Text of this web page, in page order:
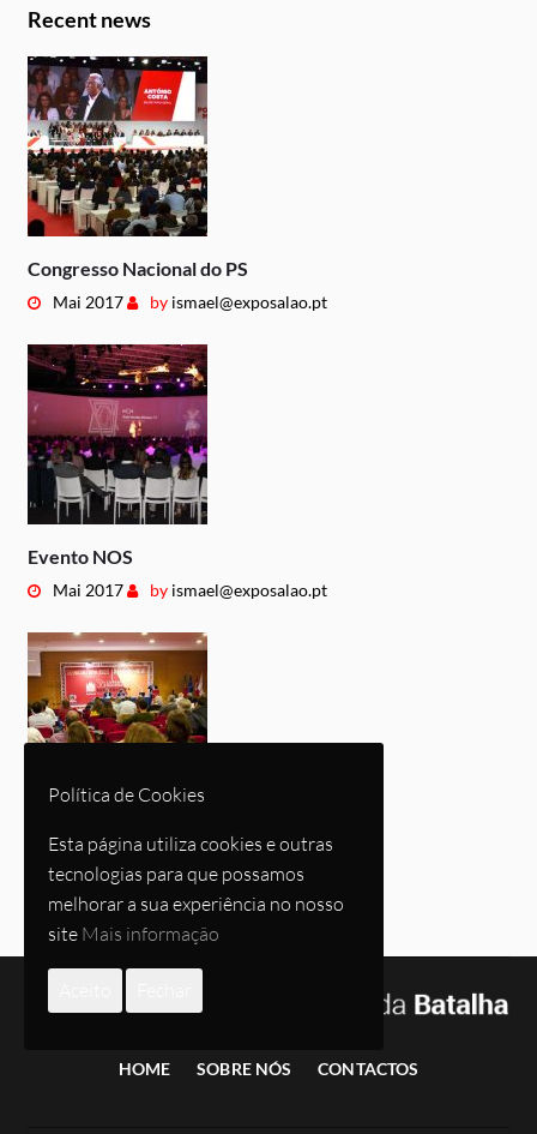
Recent news
Mai 2017 by ismael@exposalao.pt
Congresso Nacional do PS
Mai 2017 by ismael@exposalao.pt
Evento NOS
Abr 2017 byismael@exposalao.pt
Congresso Nacional de Suinicultura
HOME SOBRE NÓS CONTACTOS
Política de Cookies
Esta página utiliza cookies e outras
tecnologias para que possamos
melhorar a sua experiência no nosso
site Mais informação